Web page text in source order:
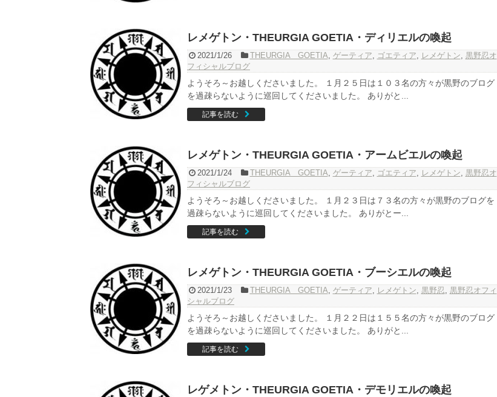
レメゲトン・THEURGIA GOETIA・ディリエルの喚起
2021/1/26 THEURGIA GOETIA, ゲーティア, ゴエティア, レメゲトン, 黒野忍オ
フィシャルブログ
ようそろ～お越しくださいました。 １月２５日は１０３名の方々が黒野のブログ
を過疎らないように巡回してくださいました。 ありがと...
記事を読む
レメゲトン・THEURGIA GOETIA・アームビエルの喚起
2021/1/24 THEURGIA GOETIA, ゲーティア, ゴエティア, レメゲトン, 黒野忍オ
フィシャルブログ
ようそろ～お越しくださいました。 １月２３日は７３名の方々が黒野のブログを
過疎らないように巡回してくださいました。 ありがとー...
記事を読む
レメゲトン・THEURGIA GOETIA・ブーシエルの喚起
2021/1/23 THEURGIA GOETIA, ゲーティア, レメゲトン, 黒野忍, 黒野忍オフィ
シャルブログ
ようそろ～お越しくださいました。 １月２２日は１５５名の方々が黒野のブログ
を過疎らないように巡回してくださいました。 ありがと...
記事を読む
レゲメトン・THEURGIA GOETIA・デモリエルの喚起